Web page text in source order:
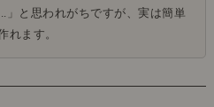
」と思われがちですが、実は簡単
れます。